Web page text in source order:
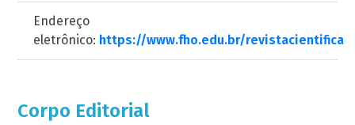
Endereço
eletrônico: https://www.fho.edu.br/revistacientifica
Corpo Editorial